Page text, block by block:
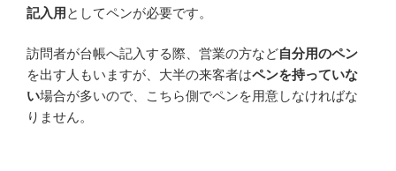
記入用 としてペンが必要です。
訪問者が台帳へ記入する際、営業の方など自分用のペン
を出す人もいますが、大半の来客者はペンを持っていな
い場合が多いので、こちら側でペンを用意しなければな
りません。